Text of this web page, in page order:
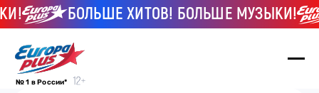
БОЛЬШЕ ХИТОВ! БОЛЬШЕ МУЗЫКИ!
№ 1 в России*